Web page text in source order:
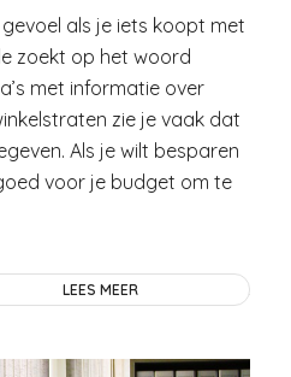
als je iets koopt met
zoekt op het woord
met informatie over
zie je vaak dat
Als je wilt besparen
voor je budget om te
LEES MEER